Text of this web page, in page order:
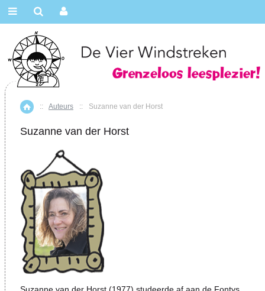
Home
:: Auteurs :: Suzanne van der Horst
Suzanne van der Horst